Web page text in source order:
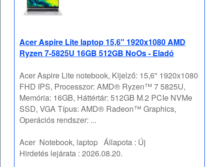
Acer Aspire Lite laptop 15,6" 1920x1080 AMD
Ryzen 7-5825U 16GB 512GB NoOs - Eladó
Acer Aspire Lite notebook, Kijelző: 15,6" 1920x1080
FHD IPS, Processzor: AMD® Ryzen™ 7 5825U,
Memória: 16GB, Háttértár: 512GB M.2 PCIe NVMe
SSD, VGA Típus: AMD® Radeon™ Graphics,
Operációs rendszer: ...
Acer Notebook, laptop Állapota : Új
Hirdetés lejárata :2026.08.20.